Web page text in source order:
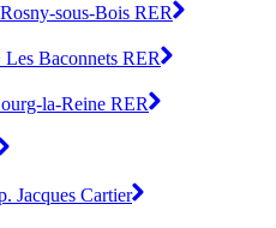
sous-Bois RER
Baconnets RER
la-Reine RER
Jacques Cartier